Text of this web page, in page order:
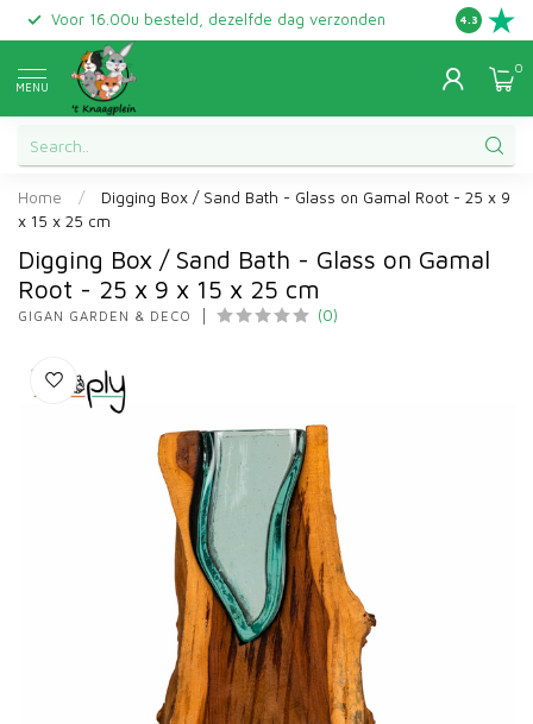
Voor 16.00u besteld, dezelfde dag verzonden Gratis
4.3
MENU
0
Home /
Digging Box / Sand Bath - Glass on Gamal Root - 25 x 9
x 15 x 25 cm
Digging Box / Sand Bath - Glass on Gamal
Root - 25 x 9 x 15 x 25 cm
GIGAN GARDEN & DECO (0)